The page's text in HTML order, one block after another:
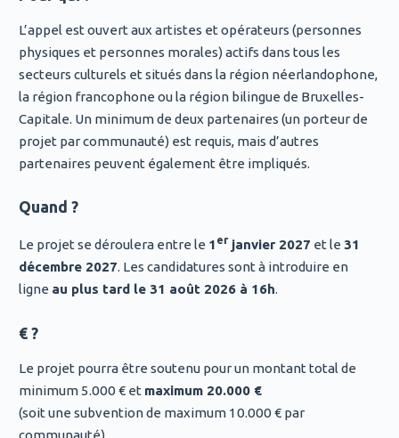
L’appel est ouvert aux artistes et opérateurs (personnes
physiques et personnes morales) actifs dans tous les
secteurs culturels et situés dans la région néerlandophone,
la région francophone ou la région bilingue de Bruxelles-
Capitale. Un minimum de deux partenaires (un porteur de
projet par communauté) est requis, mais d’autres
partenaires peuvent également être impliqués.
Quand ?
Le projet se déroulera entre le 1 erjanvier 2027 et le 31
décembre 2027. Les candidatures sont à introduire en
ligne au plus tard le 31 août 2026 à 16h.
€ ?
Le projet pourra être soutenu pour un montant total de
minimum 5.000 € et maximum 20.000 €
(soit une subvention de maximum 10.000 € par
communauté).